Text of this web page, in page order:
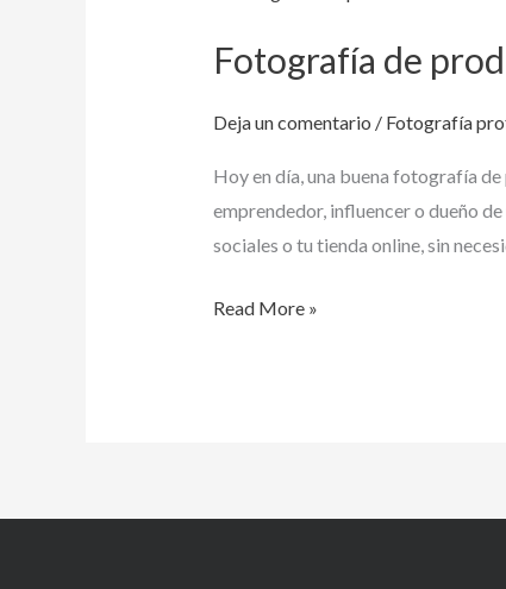
Fotografía de
Deja un comentario / Fotografía
Hoy en día, una buena fotografía
emprendedor, influencer o dueño
sociales o tu tienda online, sin
producto:
tomar
venden
Read More »